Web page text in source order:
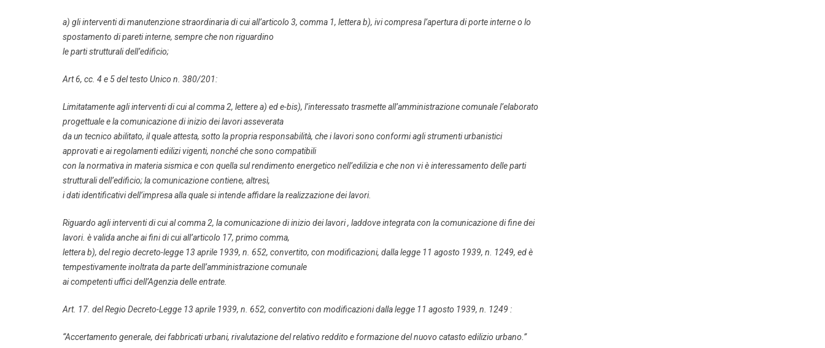
a) gli interventi di manutenzione straordinaria di cui all’articolo 3, comma 1, lettera b), ivi compresa l’apertura di porte interne o lo
spostamento di pareti interne, sempre che non riguardino
le parti strutturali dell’edificio;
Art 6, cc. 4 e 5 del testo Unico n. 380/201:
Limitatamente agli interventi di cui al comma 2, lettere a) ed e-bis), l’interessato trasmette all’amministrazione comunale l’elaborato
progettuale e la comunicazione di inizio dei lavori asseverata
da un tecnico abilitato, il quale attesta, sotto la propria responsabilità, che i lavori sono conformi agli strumenti urbanistici
approvati e ai regolamenti edilizi vigenti, nonché che sono compatibili
con la normativa in materia sismica e con quella sul rendimento energetico nell’edilizia e che non vi è interessamento delle parti
strutturali dell’edificio; la comunicazione contiene, altresì,
i dati identificativi dell’impresa alla quale si intende affidare la realizzazione dei lavori.
Riguardo agli interventi di cui al comma 2, la comunicazione di inizio dei lavori , laddove integrata con la comunicazione di fine dei
lavori. è valida anche ai fini di cui all’articolo 17, primo comma,
lettera b), del regio decreto-legge 13 aprile 1939, n. 652, convertito, con modificazioni, dalla legge 11 agosto 1939, n. 1249, ed è
tempestivamente inoltrata da parte dell’amministrazione comunale
ai competenti uffici dell’Agenzia delle entrate.
Art. 17. del Regio Decreto-Legge 13 aprile 1939, n. 652, convertito con modificazioni dalla legge 11 agosto 1939, n. 1249 :
“Accertamento generale, dei fabbricati urbani, rivalutazione del relativo reddito e formazione del nuovo catasto edilizio urbano.”